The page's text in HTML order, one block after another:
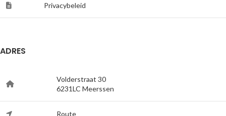
Privacybeleid
ADRES
Volderstraat 30
6231LC Meerssen
Route